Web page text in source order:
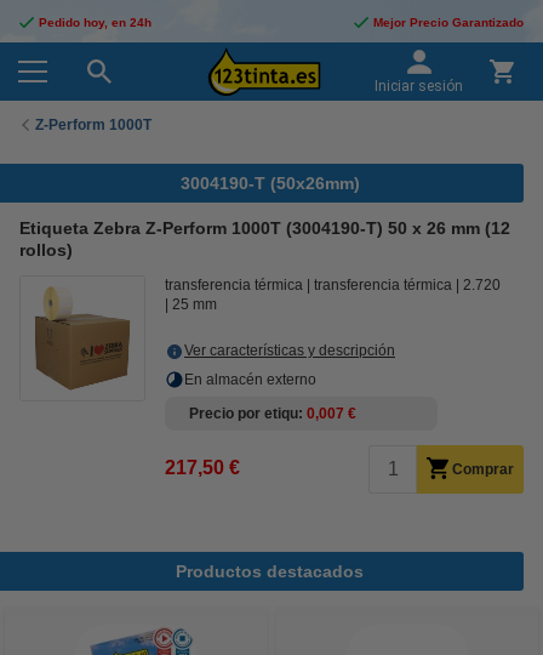
Pedido hoy, en 24h Mejor Precio Garantizado
Iniciar sesión
Z-Perform 1000T
3004190-T (50x26mm)
Etiqueta Zebra Z-Perform 1000T (3004190-T) 50 x 26 mm (12
rollos)
transferencia térmica transferencia térmica
2.720
25 mm
Ver características y descripción
En almacén externo
Precio por etiqu 0,007 €
217,50 € Comprar
Productos destacados